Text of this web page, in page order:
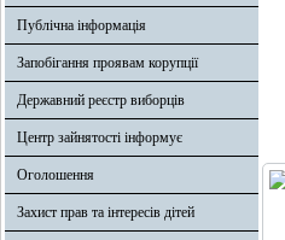
Публічна інформація
Запобігання проявам корупції
Державний реєстр виборців
Центр зайнятості інформує
Оголошення
Захист прав та інтересів дітей